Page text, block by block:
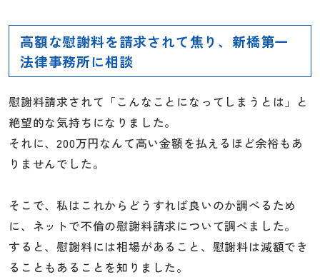
高額な慰謝料を請求されて焦り、新橋第一
法律事務所に相談
慰謝料請求されて「こんなことになってしまうとは」と
絶望的な気持ちになりました。
それに、200万円なんて高い金額を払えるほど余裕もあ
りませんでした。
そこで、私はこれからどうすれば良いのか調べるため
に、ネットで不倫の慰謝料請求について調べました。
すると、慰謝料には相場があること、慰謝料は減額でき
ることもあることを知りました。